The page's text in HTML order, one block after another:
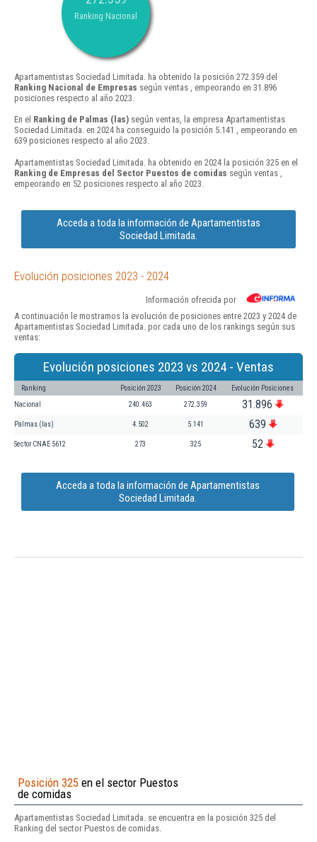
Ranking Nacional
Apartamentistas Sociedad Limitada. ha obtenido la posición 272.359 del
Ranking Nacional de Empresas según ventas , empeorando en 31.896
posiciones respecto al año 2023.
En el Ranking de Palmas (las) según ventas, la empresa Apartamentistas
Sociedad Limitada. en 2024 ha conseguido la posición 5.141 , empeorando en
639 posiciones respecto al año 2023.
Apartamentistas Sociedad Limitada. ha obtenido en 2024 la posición 325 en el
Ranking de Empresas del Sector Puestos de comidas según ventas ,
empeorando en 52 posiciones respecto al año 2023.
Acceda a toda la información de Apartamentistas
Sociedad Limitada.
Evolución posiciones 2023 - 2024
Información ofrecida por
A continuación le mostramos la evolución de posiciones entre 2023 y 2024 de
Apartamentistas Sociedad Limitada. por cada uno de los rankings según sus
ventas:
Evolución posiciones 2023 vs 2024 - Ventas
Ranking Posición 2023 Posición 2024 Evolución Posiciones
Nacional 240.463 272.359 31.896
Palmas (las) 4.502 5.141 639
Sector CNAE 5612 273 325 52
Acceda a toda la información de Apartamentistas
Sociedad Limitada.
Posición 325 en el sector Puestos
de comidas
Apartamentistas Sociedad Limitada. se encuentra en la posición 325 del
Ranking del sector Puestos de comidas.